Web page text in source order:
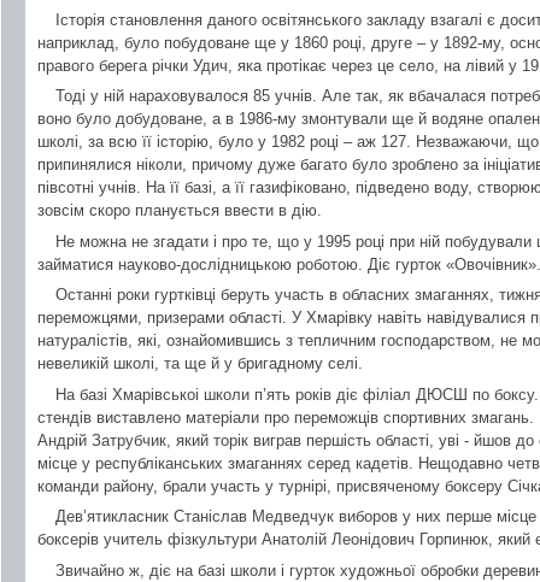
Історія становлення даного освітянського закладу взагалі є
наприклад, було побудоване ще у 1860 році, друге – у 1892-му,
правого берега річки Удич, яка протікає через це село, на лівий у
Тоді у ній нараховувалося 85 учнів. Але так, як вбачалася
воно було добудоване, а в 1986-му змонтували ще й водяне
школі, за всю її історію, було у 1982 році – аж 127. Незважаючи,
припинялися ніколи, причому дуже багато було зроблено за
півсотні учнів. На її базі, а її газифіковано, підведено воду,
зовсім скоро планується ввести в дію.
Не можна не згадати і про те, що у 1995 році при ній
займатися науково-дослідницькою роботою. Діє гурток «Овочівник».
Останні роки гуртківці беруть участь в обласних змаганнях,
переможцями, призерами області. У Хмарівку навіть навідувалися
натуралістів, які, ознайомившись з тепличним господарством, не
невеликій школі, та ще й у бригадному селі.
На базі Хмарівськоі школи п’ять років діє філіал ДЮСШ по
стендів виставлено матеріали про переможців спортивних
Андрій Затрубчик, який торік виграв першість області, уві - йшов
місце у республіканських змаганнях серед кадетів. Нещодавно
команди району, брали участь у турнірі, присвяченому боксеру
Дев’ятикласник Станіслав Медведчук виборов у них перше місце
боксерів учитель фізкультури Анатолій Леонідович Горпинюк,
Звичайно ж, діє на базі школи і гурток художньої обробки